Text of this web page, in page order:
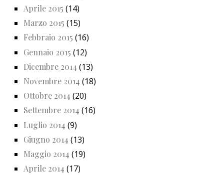
Aprile 2015 (14)
Marzo 2015 (15)
Febbraio 2015 (16)
Gennaio 2015 (12)
Dicembre 2014 (13)
Novembre 2014 (18)
Ottobre 2014 (20)
Settembre 2014 (16)
Luglio 2014 (9)
Giugno 2014 (13)
Maggio 2014 (19)
Aprile 2014 (17)